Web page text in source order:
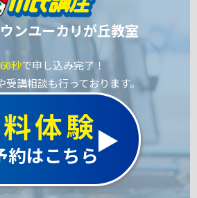
ンユーカリが丘教室
秒で申し込み完了！
受講相談も行っております。
体験
約はこちら